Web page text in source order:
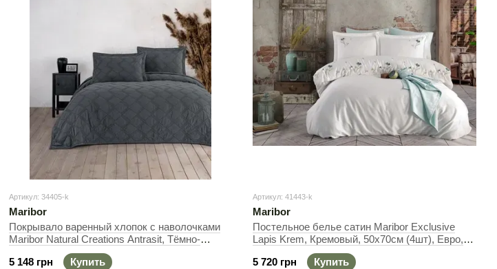
Артикул: 34405-k
Maribor
Покрывало варенный хлопок с наволочками
Maribor Natural Creations Antrasit, Тёмно-
серый, Евро, 240х260 см, 50х70см (2шт)
5 148 грн
Купить
Артикул: 41443-k
Maribor
Постельное белье сатин Maribor Exclusive
Lapis Krem, Кремовый, 50х70см (4шт), Евро,
200х220 см, 240х260 см
5 720 грн
Купить